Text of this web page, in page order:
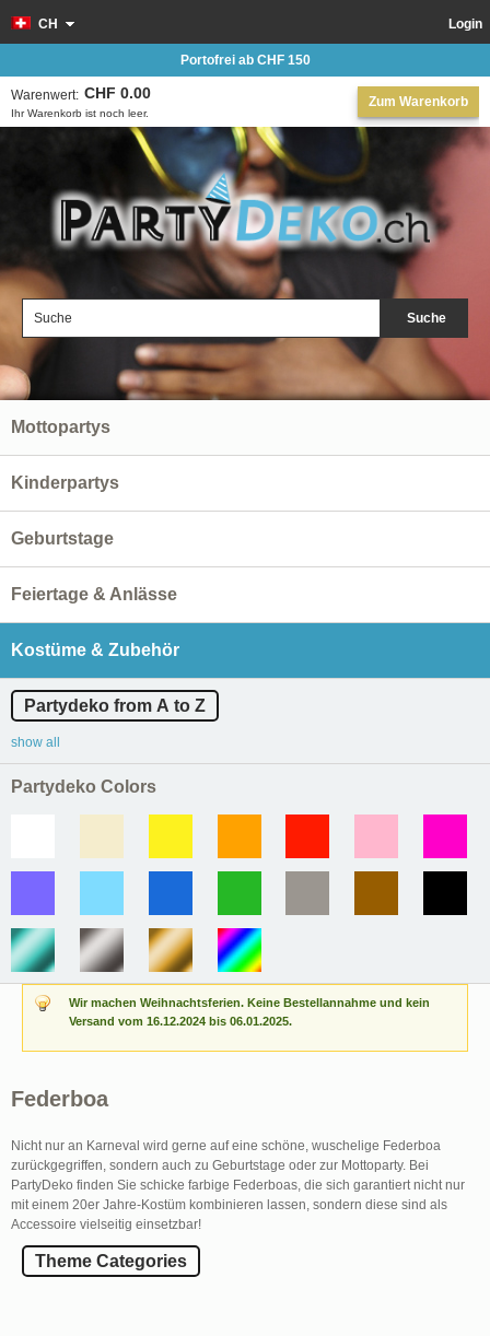
Suche
Login
CH
Zum Warenkorb
Ihr Warenkorb ist noch leer.
Warenwert: CHF 0.00
Portofrei ab CHF 150
Wir machen Weihnachtsferien. Keine Bestellannahme und kein
Versand vom 16.12.2024 bis 06.01.2025.
Federboa
Nicht nur an Karneval wird gerne auf eine schöne, wuschelige Federboa
zurückgegriffen, sondern auch zu Geburtstage oder zur Mottoparty. Bei
PartyDeko finden Sie schicke farbige Federboas, die sich garantiert nicht nur
mit einem 20er Jahre-Kostüm kombinieren lassen, sondern diese sind als
Accessoire vielseitig einsetzbar!
Theme Categories
Mottopartys
Kinderpartys
Geburtstage
Feiertage & Anlässe
Kostüme & Zubehör
Partydeko from A to Z
show all
Partydeko Colors